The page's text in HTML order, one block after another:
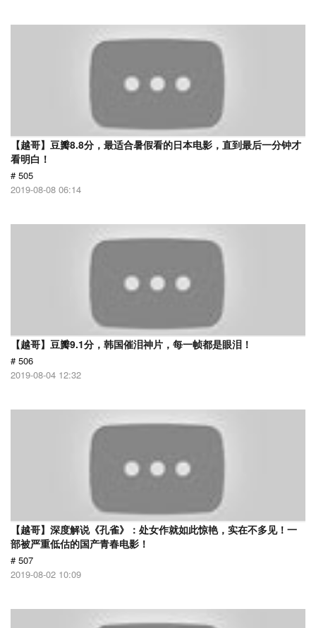
【越哥】豆瓣8.8分，最适合暑假看的日本电影，直到最后一分钟才
看明白！
# 505
2019-08-08 06:14
【越哥】豆瓣9.1分，韩国催泪神片，每一帧都是眼泪！
# 506
2019-08-04 12:32
【越哥】深度解说《孔雀》：处女作就如此惊艳，实在不多见！一
部被严重低估的国产青春电影！
# 507
2019-08-02 10:09